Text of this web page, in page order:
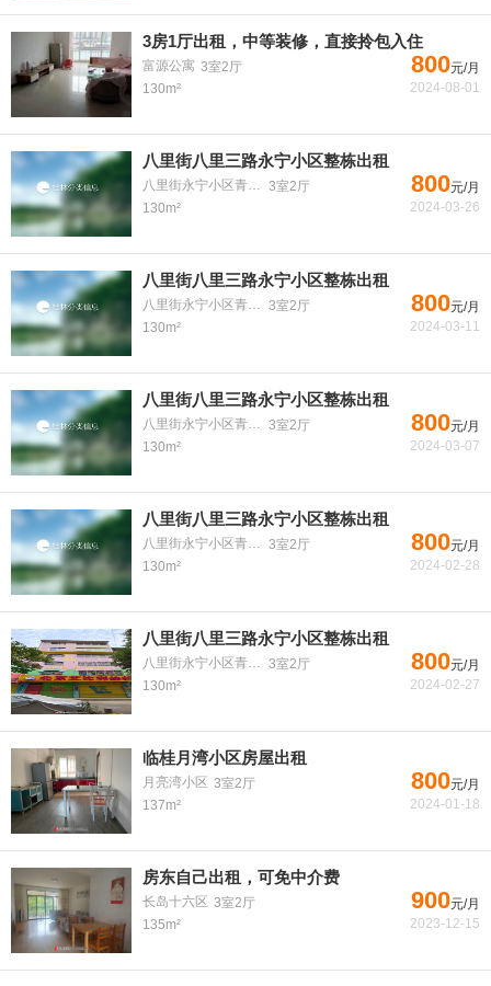
3房1厅出租，中等装修，直接拎包入住
富源公寓 3室2厅
130m²
800元/月
2024-08-01
八里街八里三路永宁小区整栋出租
八里街永宁小区青云巷3室2厅
130m²
800元/月
2024-03-26
八里街八里三路永宁小区整栋出租
八里街永宁小区青云巷3室2厅
130m²
800元/月
2024-03-11
八里街八里三路永宁小区整栋出租
八里街永宁小区青云巷3室2厅
130m²
800元/月
2024-03-07
八里街八里三路永宁小区整栋出租
八里街永宁小区青云巷3室2厅
130m²
800元/月
2024-02-28
八里街八里三路永宁小区整栋出租
八里街永宁小区青云巷3室2厅
130m²
800元/月
2024-02-27
临桂月湾小区房屋出租
月亮湾小区 3室2厅
137m²
800元/月
2024-01-18
房东自己出租，可免中介费
长岛十六区 3室2厅
135m²
900元/月
2023-12-15